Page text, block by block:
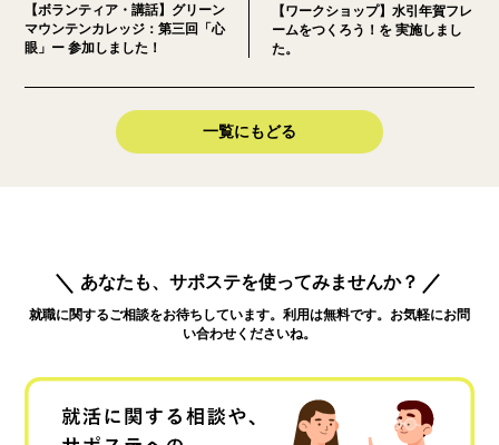
【ボランティア・講話】グリーン
マウンテンカレッジ：第三回「心
眼」ー 参加しました！
【ワークショップ】水引年賀フレ
ームをつくろう！を 実施しまし
た。
一覧にもどる
あなたも、サポステを使ってみませんか？
就職に関するご相談をお待ちしています。利用は無料です。お気軽にお問
い合わせくださいね。